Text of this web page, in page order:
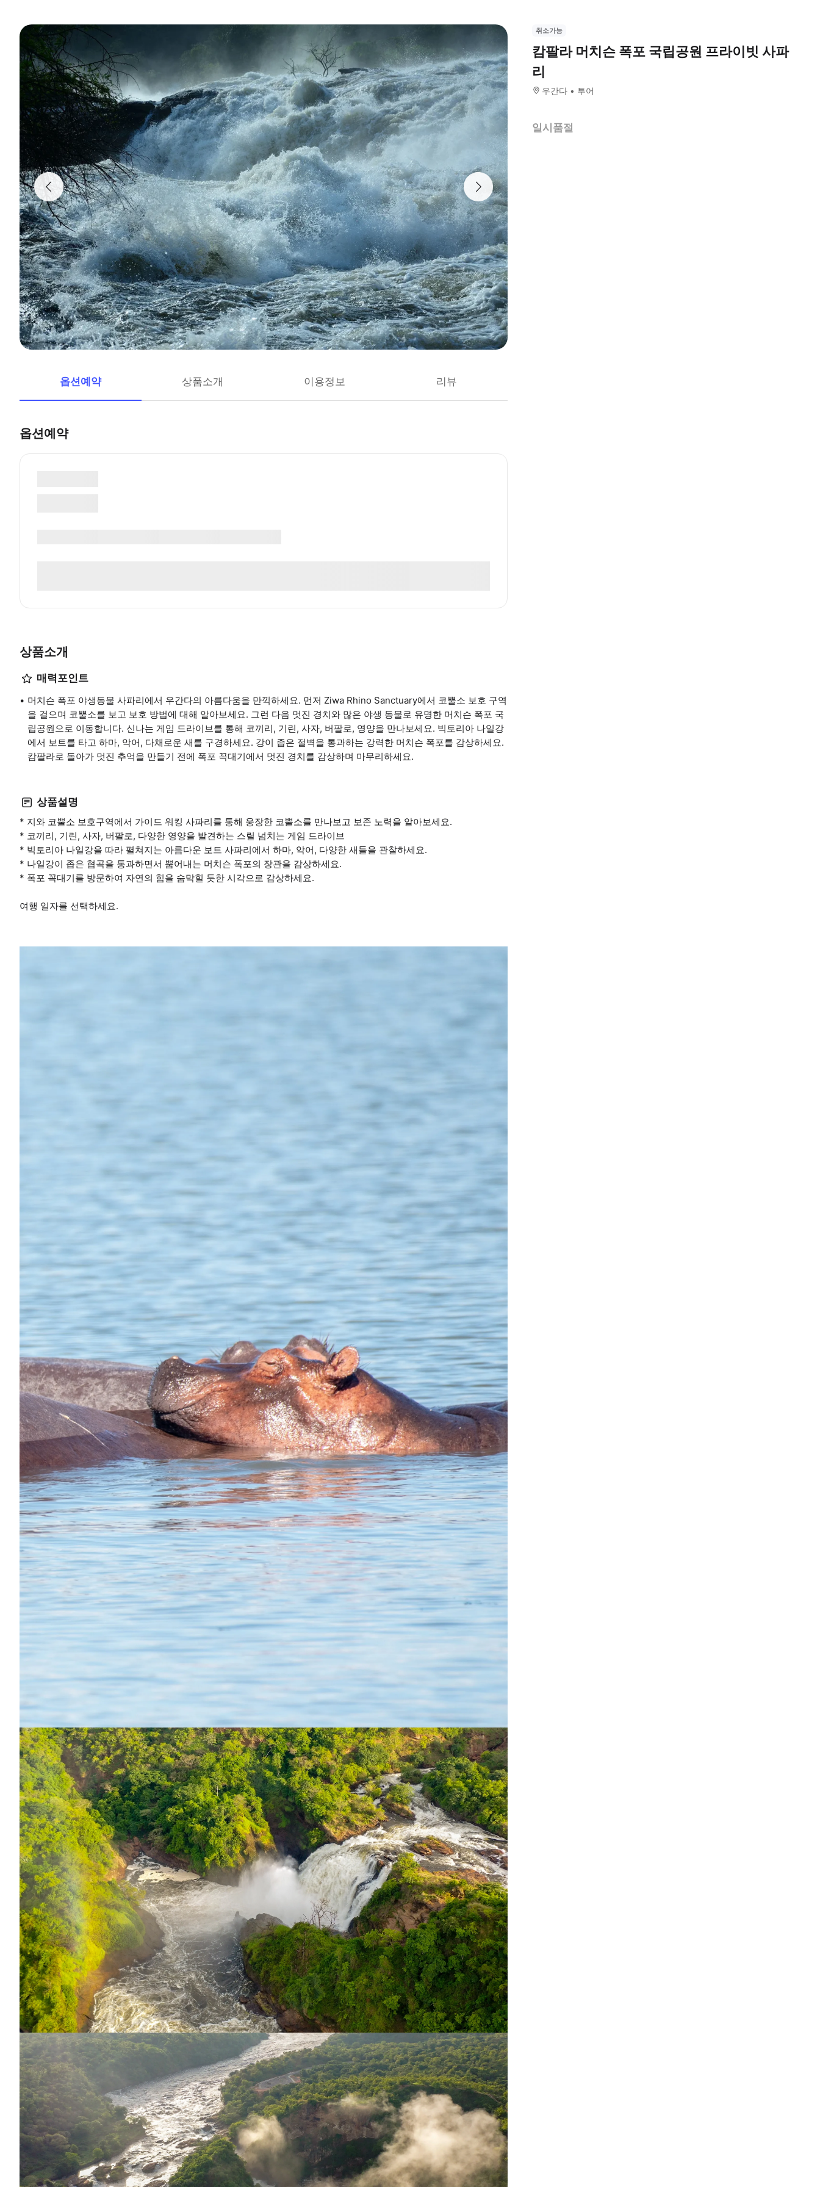
옵션예약 상품소개 이용정보 리뷰
옵션예약
상품소개
매력포인트
머치슨 폭포 야생동물 사파리에서 우간다의 아름다움을 만끽하세요. 먼저 Ziwa Rhino Sanctuary에서 코뿔소 보호 구역
을 걸으며 코뿔소를 보고 보호 방법에 대해 알아보세요. 그런 다음 멋진 경치와 많은 야생 동물로 유명한 머치슨 폭포 국
립공원으로 이동합니다. 신나는 게임 드라이브를 통해 코끼리, 기린, 사자, 버팔로, 영양을 만나보세요. 빅토리아 나일강
에서 보트를 타고 하마, 악어, 다채로운 새를 구경하세요. 강이 좁은 절벽을 통과하는 강력한 머치슨 폭포를 감상하세요.
캄팔라로 돌아가 멋진 추억을 만들기 전에 폭포 꼭대기에서 멋진 경치를 감상하며 마무리하세요.
상품설명
* 지와 코뿔소 보호구역에서 가이드 워킹 사파리를 통해 웅장한 코뿔소를 만나보고 보존 노력을 알아보세요.
* 코끼리, 기린, 사자, 버팔로, 다양한 영양을 발견하는 스릴 넘치는 게임 드라이브
* 빅토리아 나일강을 따라 펼쳐지는 아름다운 보트 사파리에서 하마, 악어, 다양한 새들을 관찰하세요.
* 나일강이 좁은 협곡을 통과하면서 뿜어내는 머치슨 폭포의 장관을 감상하세요.
* 폭포 꼭대기를 방문하여 자연의 힘을 숨막힐 듯한 시각으로 감상하세요.
여행 일자를 선택하세요.
취소가능
캄팔라 머치슨 폭포 국립공원 프라이빗 사파
리
우간다 투어
일시품절